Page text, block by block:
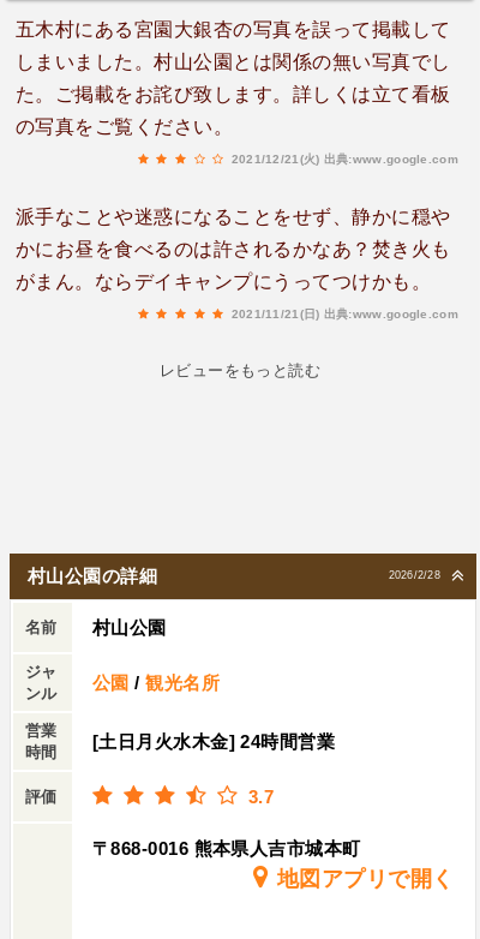
五木村にある宮園大銀杏の写真を誤って掲載して
しまいました。村山公園とは関係の無い写真でし
た。ご掲載をお詫び致します。詳しくは立て看板
の写真をご覧ください。
2021/12/21(火) 出典:www.google.com
派手なことや迷惑になることをせず、静かに穏や
かにお昼を食べるのは許されるかなあ？焚き火も
がまん。ならデイキャンプにうってつけかも。
2021/11/21(日) 出典:www.google.com
レビューをもっと読む
2026/2/28
村山公園の詳細
名前 村山公園
ジャ
ンル
公園 /観光名所
営業
時間
[土日月火水木金] 24時間営業
評価 3.7
〒868-0016 熊本県人吉市城本町
地図アプリで開く